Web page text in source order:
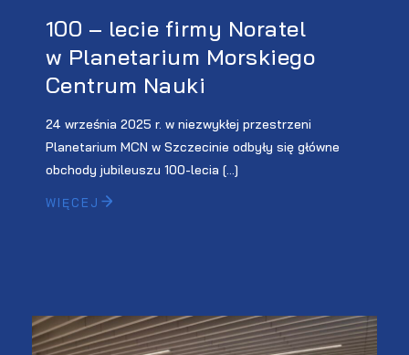
100 – lecie firmy Noratel
w Planetarium Morskiego
Centrum Nauki
24 września 2025 r. w niezwykłej przestrzeni
Planetarium MCN w Szczecinie odbyły się główne
obchody jubileuszu 100-lecia […]
WIĘCEJ